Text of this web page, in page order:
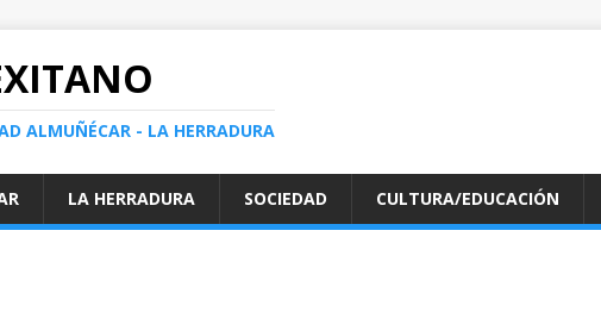
ALMUÑÉCAR - LA HERRADURA
LA HERRADURA SOCIEDAD CULTURA/EDUCACIÓN